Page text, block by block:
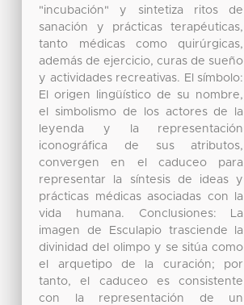
"incubación" y sintetiza ritos de
sanación y prácticas terapéuticas,
tanto médicas como quirúrgicas,
además de ejercicio, curas de sueño
y actividades recreativas. El símbolo:
El origen lingüístico de su nombre,
el simbolismo de los actores de la
leyenda y la representación
iconográfica de sus atributos,
convergen en el caduceo para
representar la síntesis de ideas y
prácticas médicas asociadas con la
vida humana. Conclusiones: La
imagen de Esculapio trasciende la
divinidad del olimpo y se sitúa como
el arquetipo de la curación; por
tanto, el caduceo es consistente
con la representación de un